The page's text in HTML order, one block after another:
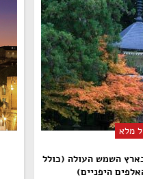
מלא
בארץ השמש העולה (כולל
היפניים)